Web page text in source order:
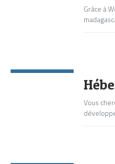
Grâce à
Vous